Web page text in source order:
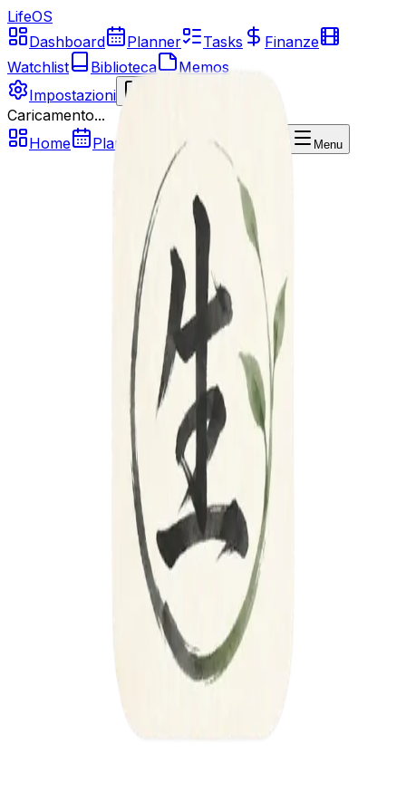
LifeOS
Dashboard
Planner Tasks
Finanze
Watchlist
Biblioteca
Memos
Impostazioni
Caricamento...
Home
Planner Tasks Menu